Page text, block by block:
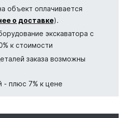
объект оплачивается
о доставке).
экскаватора с
к стоимости
заказа возможны
- плюс 7% к цене